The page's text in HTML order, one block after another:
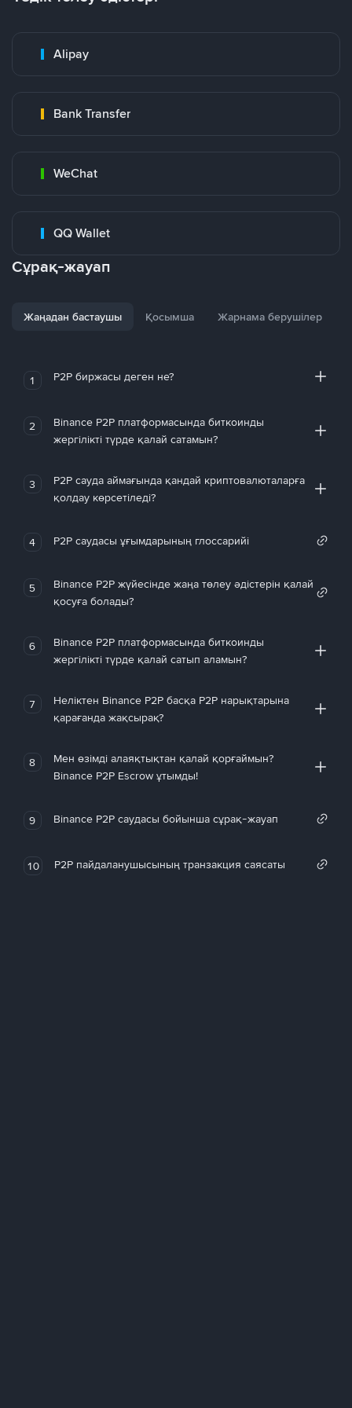
Alipay
Bank Transfer
WeChat
QQ Wallet
Сұрақ-жауап
Жаңадан бастаушы Қосымша Жарнама берушілер
1 P2P биржасы деген не?
2
Binance P2P платформасында биткоинды
жергілікті түрде қалай сатамын?
3
P2P сауда аймағында қандай криптовалюталарға
қолдау көрсетіледі?
4 P2P саудасы ұғымдарының глоссарийі
5
Binance P2P жүйесінде жаңа төлеу әдістерін қалай
қосуға болады?
6
Binance P2P платформасында биткоинды
жергілікті түрде қалай сатып аламын?
7
Неліктен Binance P2P басқа P2P нарықтарына
қарағанда жақсырақ?
8
Мен өзімді алаяқтықтан қалай қорғаймын?
Binance P2P Escrow ұтымды!
9 Binance P2P саудасы бойынша сұрақ-жауап
10 P2P пайдаланушысының транзакция саясаты